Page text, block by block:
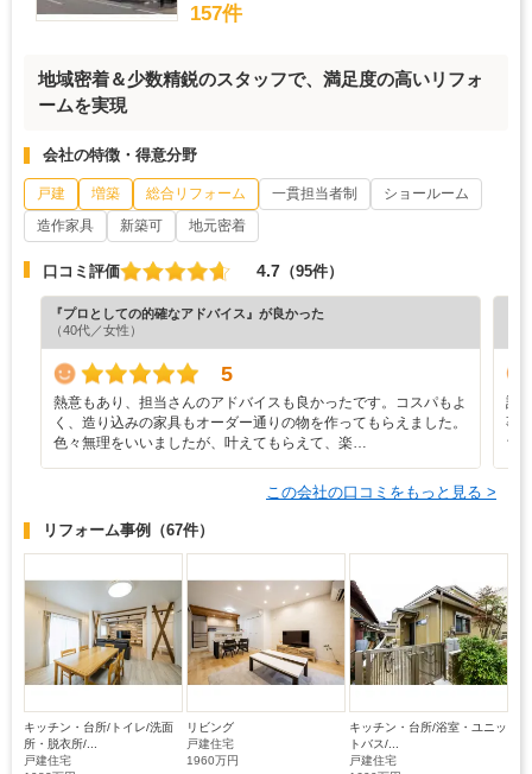
157件
地域密着＆少数精鋭のスタッフで、満足度の高いリフォ
ームを実現
会社の特徴・得意分野
戸建 増築 総合リフォーム 一貫担当者制
ショールーム
造作家具
新築可 地元密着
口コミ評価 4.7 （95件）
『プロとしての的確なアドバイス』が良かった
（40代／女性）
5
熱意もあり、担当さんのアドバイスも良かったです。コスパもよ
く、造り込みの家具もオーダー通りの物を作ってもらえました。
色々無理をいいましたが、叶えてもらえて、楽…
設
事
ち
この会社の口コミをもっと見る >
リフォーム事例 （67件）
キッチン・台所/トイレ/洗面
所・脱衣所/...
戸建住宅
リビング
戸建住宅
1960万円
キッチン・台所/浴室・ユニッ
トバス/...
戸建住宅